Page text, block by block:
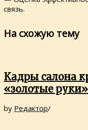
связь.
На схожую тему
Кадры салона
«золотые
by Редактор/